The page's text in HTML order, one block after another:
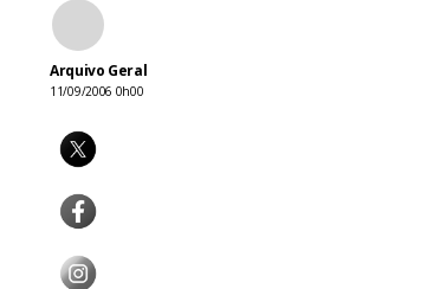
Arquivo Geral
11/09/2006 0h00